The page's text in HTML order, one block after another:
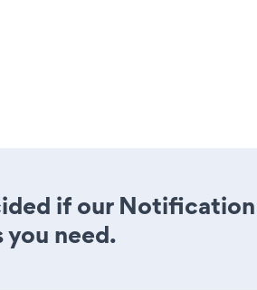
if our Notification
you need.